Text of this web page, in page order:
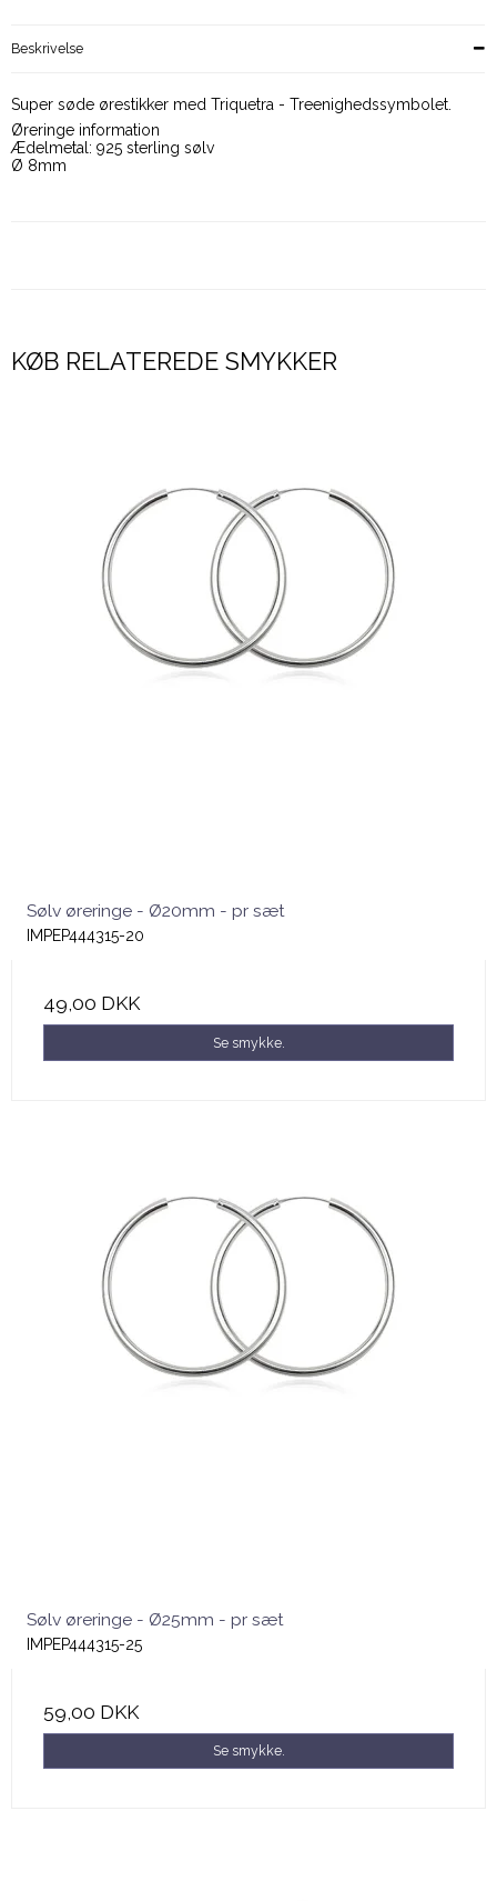
Beskrivelse
Super søde ørestikker med Triquetra - Treenighedssymbolet.
Øreringe information
Ædelmetal: 925 sterling sølv
Ø 8mm
KØB RELATEREDE SMYKKER
Sølv øreringe - Ø20mm - pr sæt
IMPEP444315-20
49,00 DKK
Se smykke.
Sølv øreringe - Ø25mm - pr sæt
IMPEP444315-25
59,00 DKK
Se smykke.